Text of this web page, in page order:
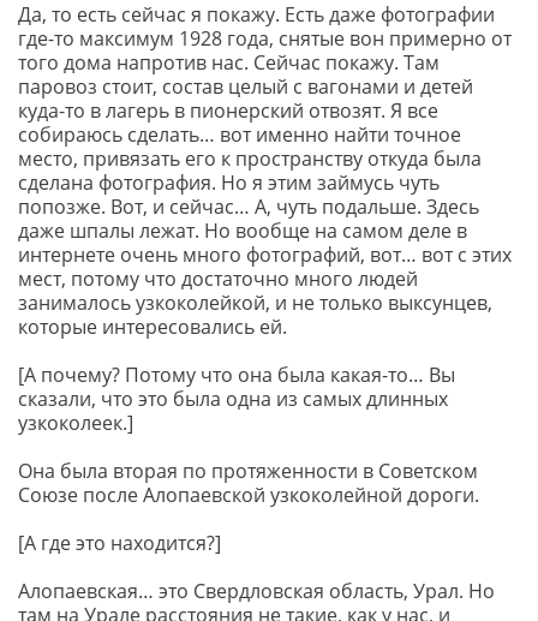
Да, то есть сейчас я покажу. Есть даже фотографии
где-то максимум 1928 года, снятые вон примерно от
того дома напротив нас. Сейчас покажу. Там
паровоз стоит, состав целый с вагонами и детей
куда-то в лагерь в пионерский отвозят. Я все
собираюсь сделать… вот именно найти точное
место, привязать его к пространству откуда была
сделана фотография. Но я этим займусь чуть
попозже. Вот, и сейчас… А, чуть подальше. Здесь
даже шпалы лежат. Но вообще на самом деле в
интернете очень много фотографий, вот… вот с этих
мест, потому что достаточно много людей
занималось узкоколейкой, и не только выксунцев,
которые интересовались ей.
[А почему? Потому что она была какая-то… Вы
сказали, что это была одна из самых длинных
узкоколеек.]
Она была вторая по протяженности в Советском
Союзе после Алопаевской узкоколейной дороги.
[А где это находится?]
Алопаевская… это Свердловская область, Урал. Но
там на Урале расстояния не такие, как у нас, и